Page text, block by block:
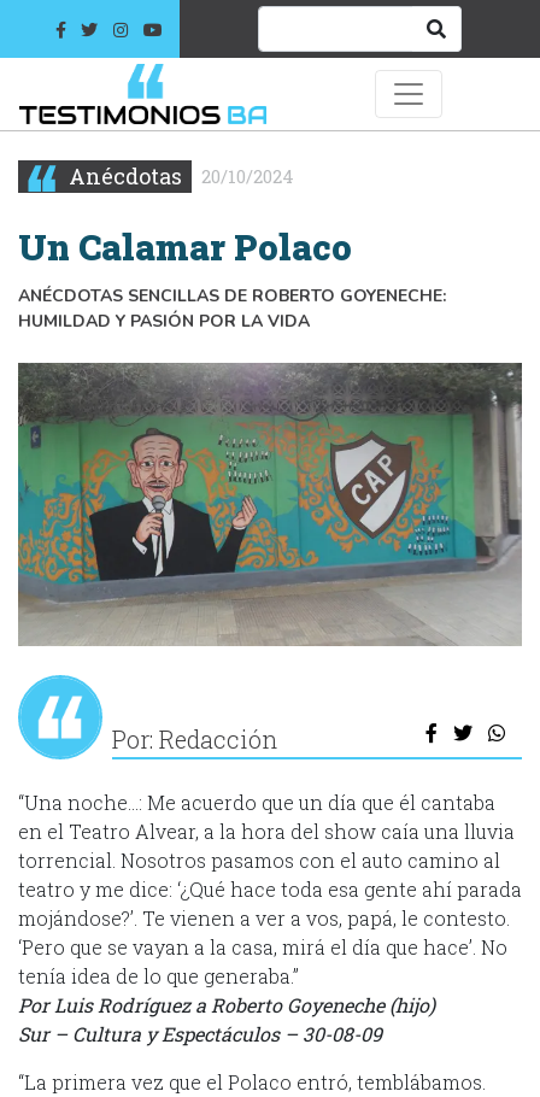
Anécdotas 20/10/2024
Un Calamar Polaco
ANÉCDOTAS SENCILLAS DE ROBERTO GOYENECHE:
HUMILDAD Y PASIÓN POR LA VIDA
Por: Redacción
“Una noche…: Me acuerdo que un día que él cantaba
en el Teatro Alvear, a la hora del show caía una lluvia
torrencial. Nosotros pasamos con el auto camino al
teatro y me dice: ‘¿Qué hace toda esa gente ahí parada
mojándose?’. Te vienen a ver a vos, papá, le contesto.
‘Pero que se vayan a la casa, mirá el día que hace’. No
tenía idea de lo que generaba.”
Por Luis Rodríguez a Roberto Goyeneche (hijo)
Sur – Cultura y Espectáculos – 30-08-09
“La primera vez que el Polaco entró, temblábamos.